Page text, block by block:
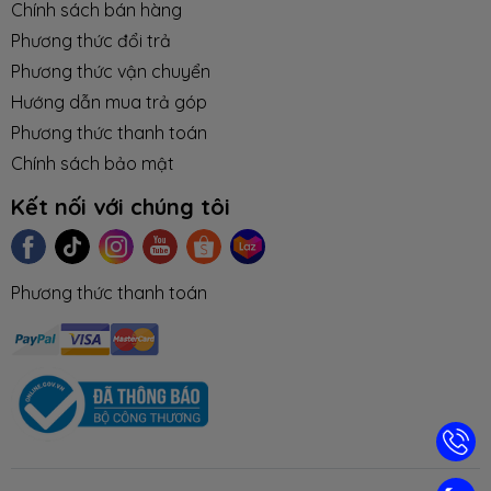
2 - CẤU HÌNH VÀ THÔNG SỐ CHUNG
Tham khảo các model sản phẩm
tại:https://laptopnew.vn/laptop-avita
Model
CPU
- Intel® Core i7 with Gen 10th
RAM
- 8GB DDR4
Chính sách bán hàng
Phương thức đổi trả
Phương thức vận chuyển
Hướng dẫn mua trả góp
Phương thức thanh toán
Chính sách bảo mật
Kết nối với chúng tôi
Phương thức thanh toán